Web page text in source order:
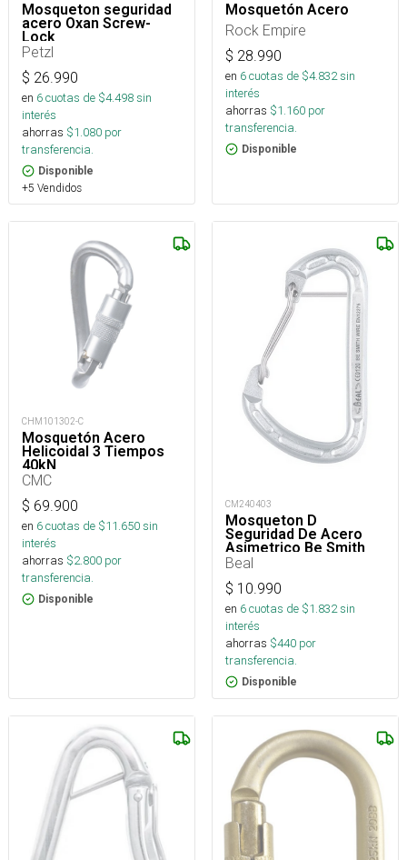
Mosqueton seguridad
acero Oxan Screw-
Lock
Petzl
$ 26.990
en 6cuotas de $4.498sin
interés
ahorras $1.080 por
transferencia.
Disponible
+5 Vendidos
Mosquetón Acero
Rock Empire
$ 28.990
en 6cuotas de $4.832sin
interés
ahorras $1.160 por
transferencia.
Disponible
CHM101302-C
Mosquetón Acero
Helicoidal 3 Tiempos
40kN
CMC
$ 69.900
en 6cuotas de $11.650sin
interés
ahorras $2.800 por
transferencia.
Disponible
CM240403
Mosqueton D
Seguridad De Acero
Asimetrico Be Smith
Captive
Beal
$ 10.990
en 6cuotas de $1.832sin
interés
ahorras $440 por
transferencia.
Disponible